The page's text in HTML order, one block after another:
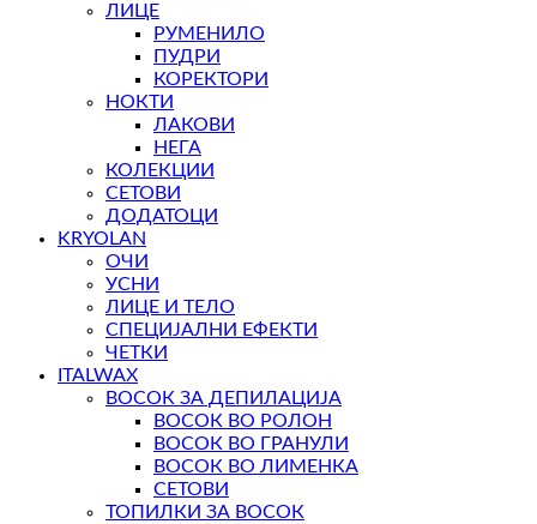
ЛИЦЕ
РУМЕНИЛО
ПУДРИ
КОРЕКТОРИ
НОКТИ
ЛАКОВИ
НЕГА
КОЛЕКЦИИ
СЕТОВИ
ДОДАТОЦИ
KRYOLAN
ОЧИ
УСНИ
ЛИЦЕ И ТЕЛО
СПЕЦИЈАЛНИ ЕФЕКТИ
ЧЕТКИ
ITALWAX
ВОСОК ЗА ДЕПИЛАЦИЈА
ВОСОК ВО РОЛОН
ВОСОК ВО ГРАНУЛИ
ВОСОК ВО ЛИМЕНКА
СЕТОВИ
ТОПИЛКИ ЗА ВОСОК